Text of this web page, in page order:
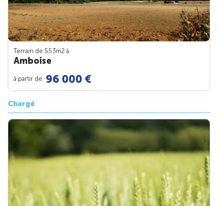
Terrain de 553m2 à
Amboise
à partir de 96 000 €
Chargé